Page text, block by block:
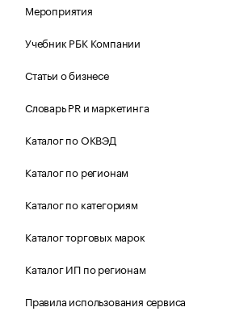
Мероприятия
Учебник РБК Компании
Статьи о бизнесе
Словарь PR и маркетинга
Каталог по ОКВЭД
Каталог по регионам
Каталог по категориям
Каталог торговых марок
Каталог ИП по регионам
Правила использования сервиса